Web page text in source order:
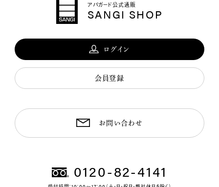
アパガード公式通販
SANGI SHOP
ログイン
会員登録
お問い合わせ
0120-82-4141